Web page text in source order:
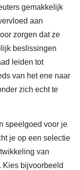
gemakkelijk
aan
zorgen dat ze
beslissingen
leiden tot
van het ene naar
zich echt te
speelgoed voor je
je op een selectie
van
Kies bijvoorbeeld